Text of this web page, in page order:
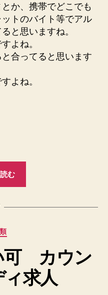
か、携帯でどこでも
トのバイト等でアル
と思いますね。
よね。
合ってると思います
よね。
む
ラ
ッ
ト
可 カウン
求人